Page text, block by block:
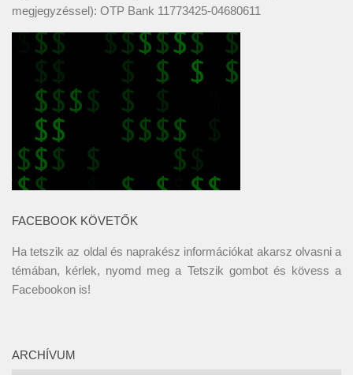
megjegyzéssel): OTP Bank 11773425-04680611
FACEBOOK KÖVETŐK
Ha tetszik az oldal és naprakész információkat akarsz olvasni a
témában, kérlek, nyomd meg a Tetszik gombot és kövess a
Facebookon is!
ARCHÍVUM